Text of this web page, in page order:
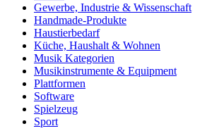
Gewerbe, Industrie & Wissenschaft
Handmade-Produkte
Haustierbedarf
Küche, Haushalt & Wohnen
Musik Kategorien
Musikinstrumente & Equipment
Plattformen
Software
Spielzeug
Sport